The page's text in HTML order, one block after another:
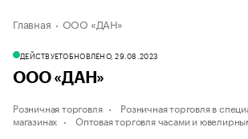
Главная ООО «ДАН»
ДЕЙСТВУЕТОБНОВЛЕНО, 29.08.2023
ООО «ДАН»
Розничная торговля
Розничная торговля в
магазинах
Оптовая торговля часами и